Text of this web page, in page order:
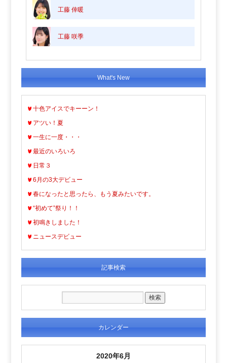
工藤 倖暖
工藤 咲季
What's New
十色アイスでキーーン！
アツい！夏
一生に一度・・・
最近のいろいろ
日常３
6月の3大デビュー
春になったと思ったら、もう夏みたいです。
“初めて”祭り！！
初鳴きしました！
ニュースデビュー
記事検索
カレンダー
2020年6月